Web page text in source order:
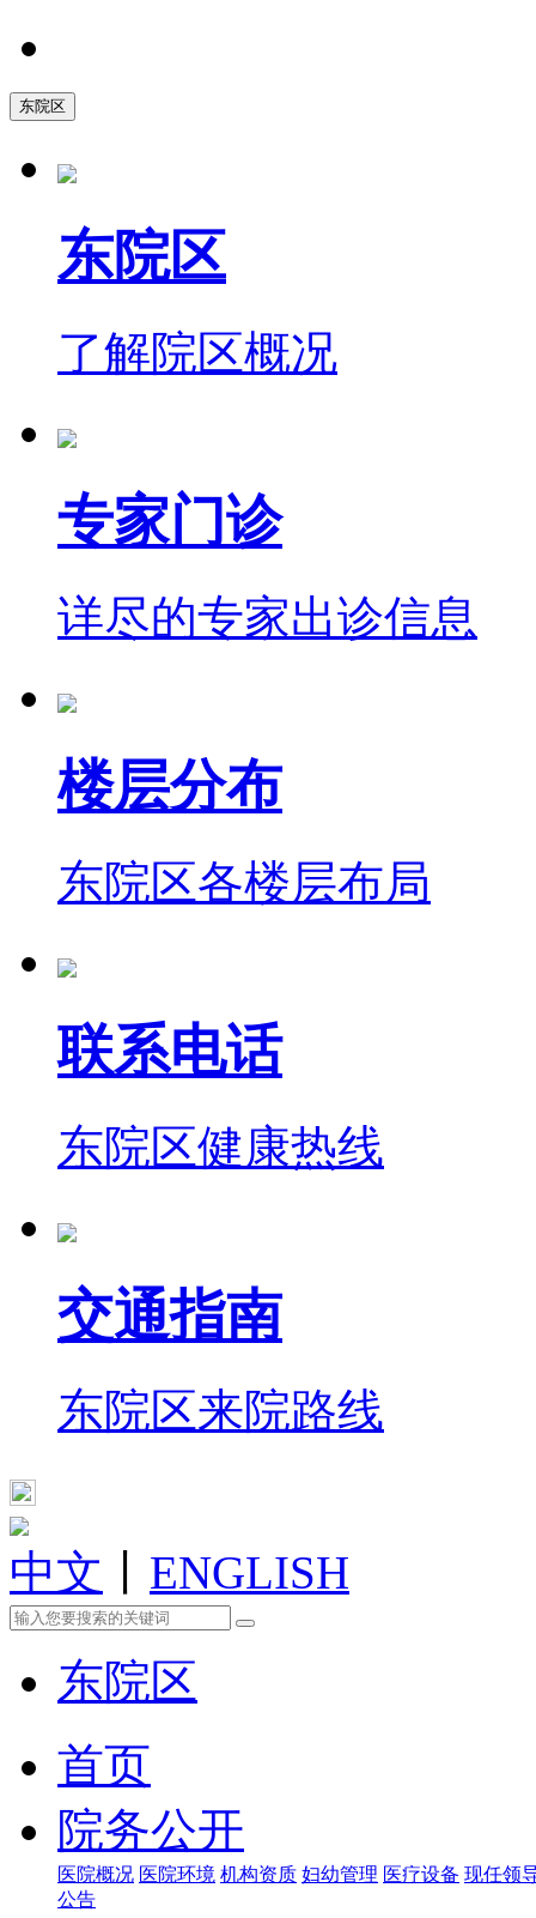
东院区
东院区
了解院区概况
专家门诊
详尽的专家出诊信息
楼层分布
东院区各楼层布局
联系电话
东院区健康热线
交通指南
东院区来院路线
中文 ENGLISH
东院区
首页
院务公开
医院概况 医院环境 机构资质 妇幼管理 医疗设备 现任领
公告